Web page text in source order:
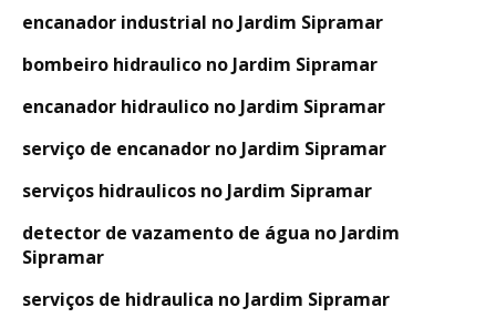
encanador industrial no Jardim Sipramar
bombeiro hidraulico no Jardim Sipramar
encanador hidraulico no Jardim Sipramar
serviço de encanador no Jardim Sipramar
serviços hidraulicos no Jardim Sipramar
detector de vazamento de água no Jardim
Sipramar
serviços de hidraulica no Jardim Sipramar